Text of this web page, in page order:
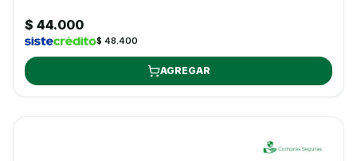
$ 44.000
$ 48.400
AGREGAR